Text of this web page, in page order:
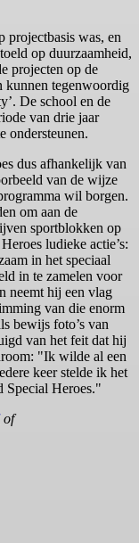
projectbasis was, en
op duurzaamheid,
projecten op de
kunnen tegenwoordig
De school en de
van drie jaar
ondersteunen.
dus afhankelijk van
van de wijze
wil borgen.
om aan de
sportblokken op
ludieke actie’s:
in het speciaal
in te zamelen voor
neemt hij een vlag
van die enorm
bewijs foto’s van
van het feit dat hij
"Ik wilde al een
keer stelde ik het
Special Heroes."
of